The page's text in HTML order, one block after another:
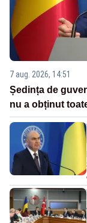
7 aug. 2026, 14:51
Ședința de
nu a obținut